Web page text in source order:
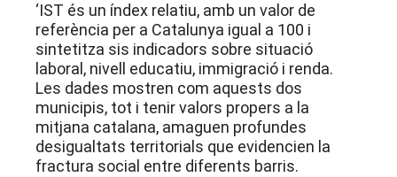
‘IST és un índex relatiu, amb un valor de
referència per a Catalunya igual a 100 i
sintetitza sis indicadors sobre situació
laboral, nivell educatiu, immigració i renda.
Les dades mostren com aquests dos
municipis, tot i tenir valors propers a la
mitjana catalana, amaguen profundes
desigualtats territorials que evidencien la
fractura social entre diferents barris.